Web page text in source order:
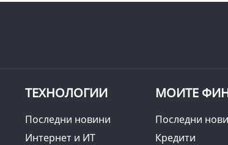
ТЕХНОЛОГИИ
Последни новини
Интернет и ИТ
МОИТЕ
Последни
Кредити